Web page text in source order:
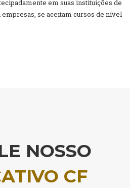
em suas instituições de
se aceitam cursos de nível
NOSSO
CF